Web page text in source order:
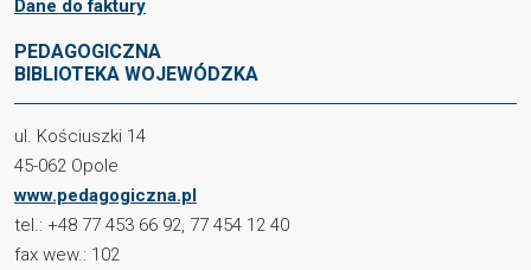
Dane do faktury
PEDAGOGICZNA
BIBLIOTEKA WOJEWÓDZKA
ul. Kościuszki 14
45-062 Opole
www.pedagogiczna.pl
tel.: +48 77 453 66 92, 77 454 12 40
fax wew.: 102